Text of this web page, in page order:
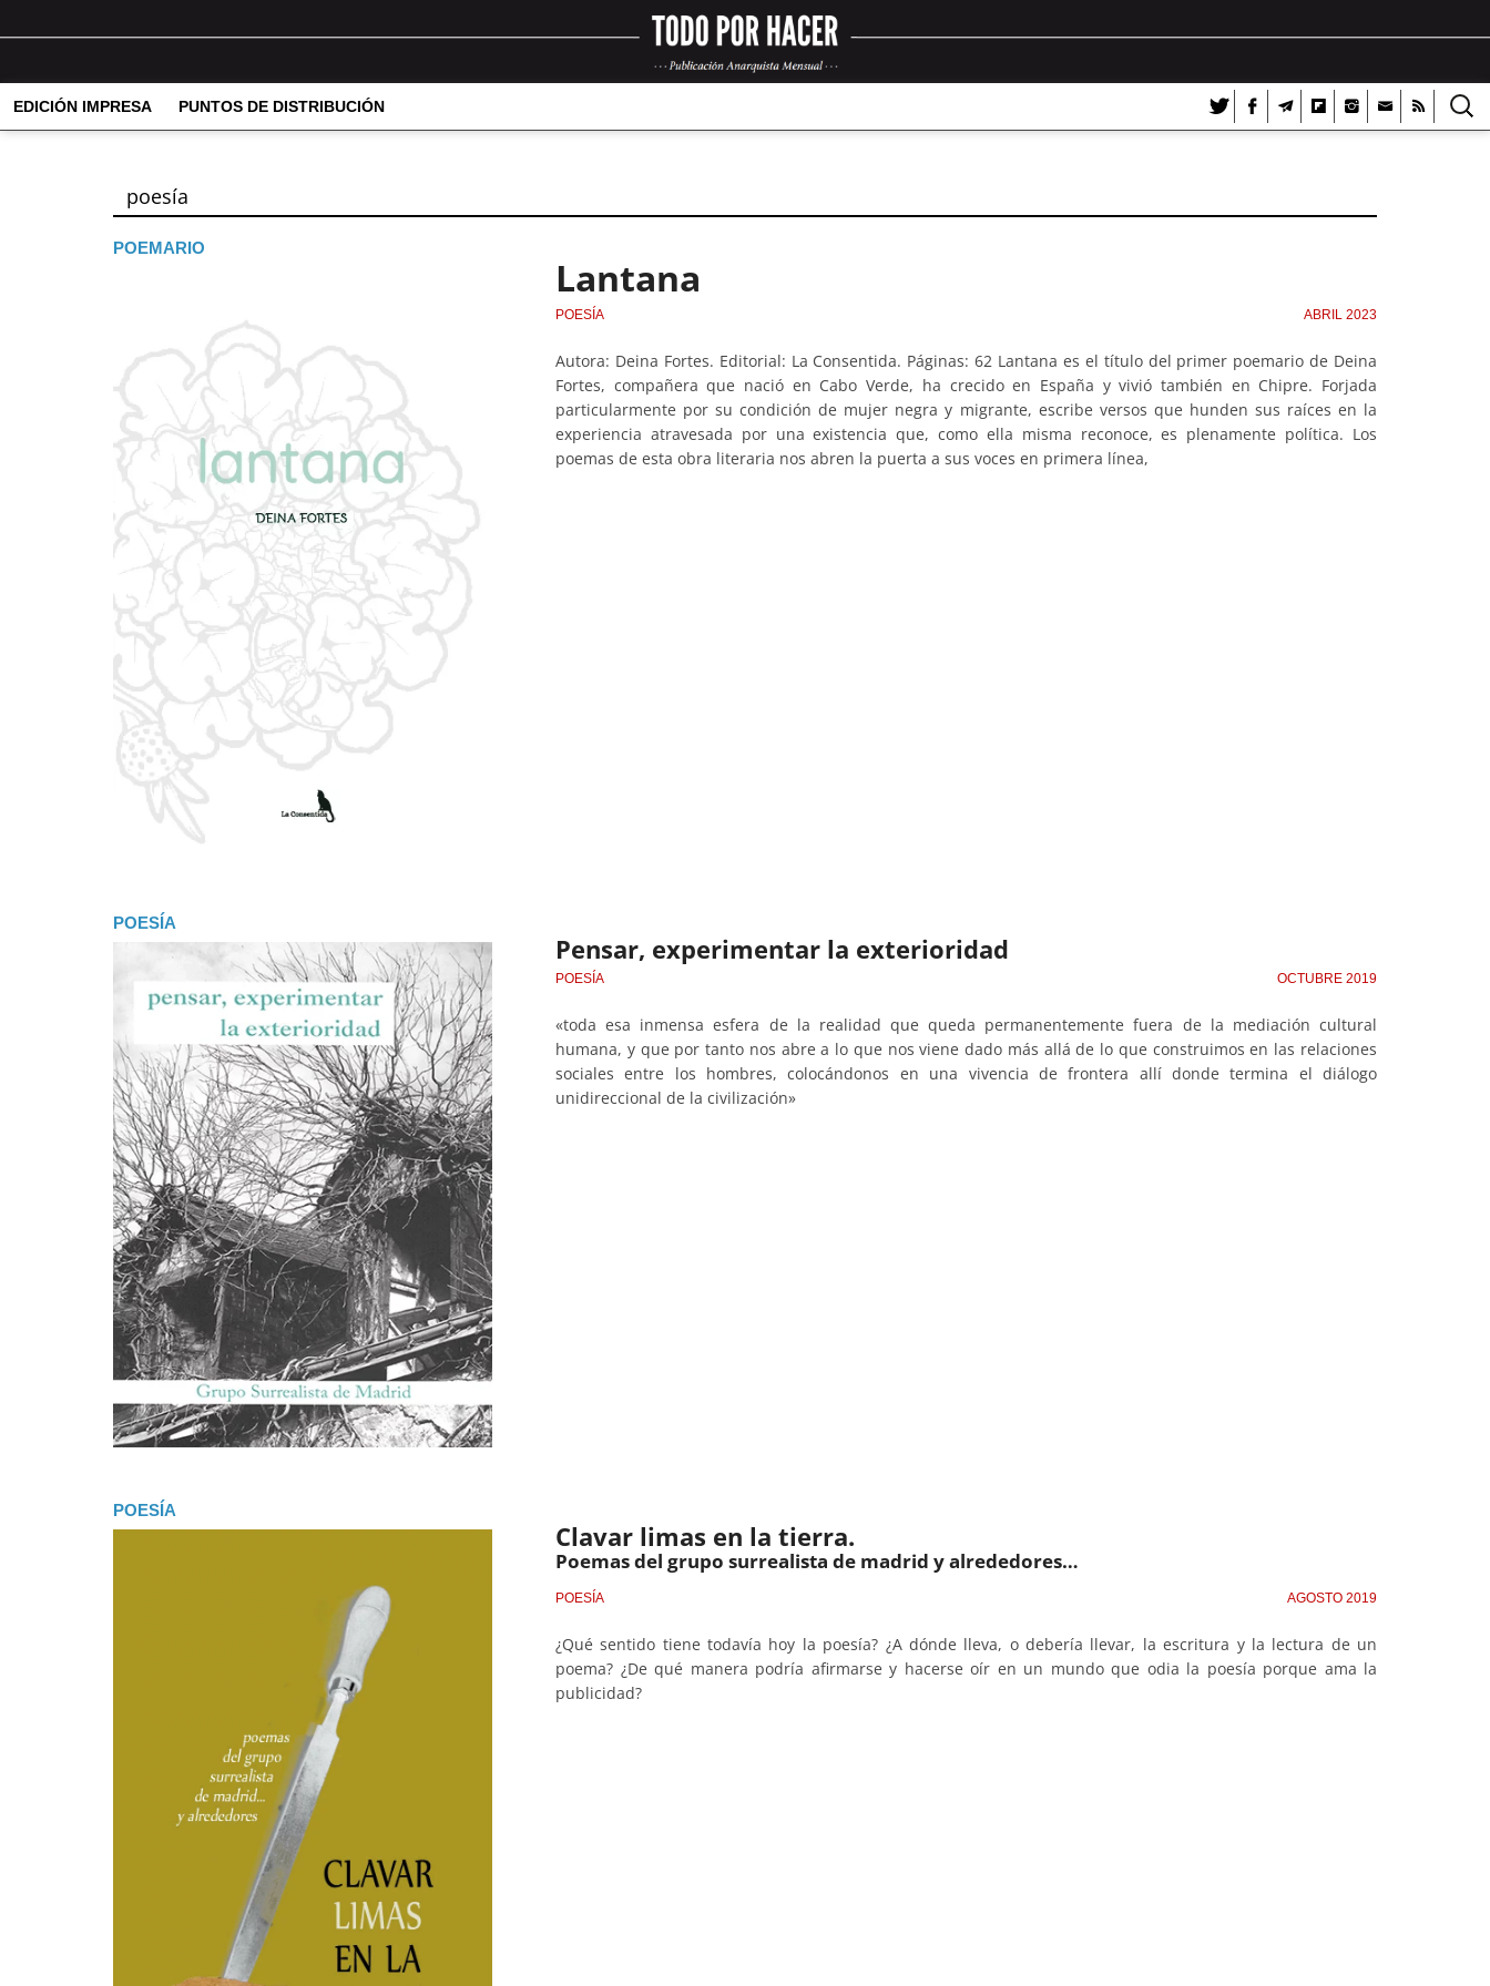
EDICIÓN IMPRESA PUNTOS DE DISTRIBUCIÓN
poesía
POEMARIO
Lantana
POESÍA ABRIL 2023
Autora: Deina Fortes. Editorial: La Consentida. Páginas: 62 Lantana es el título del primer poemario de Deina
Fortes, compañera que nació en Cabo Verde, ha crecido en España y vivió también en Chipre. Forjada
particularmente por su condición de mujer negra y migrante, escribe versos que hunden sus raíces en la
experiencia atravesada por una existencia que, como ella misma reconoce, es plenamente política. Los
poemas de esta obra literaria nos abren la puerta a sus voces en primera línea,
POESÍA
Pensar, experimentar la exterioridad
POESÍA OCTUBRE 2019
«toda esa inmensa esfera de la realidad que queda permanentemente fuera de la mediación cultural
humana, y que por tanto nos abre a lo que nos viene dado más allá de lo que construimos en las relaciones
sociales entre los hombres, colocándonos en una vivencia de frontera allí donde termina el diálogo
unidireccional de la civilización»
POESÍA
Clavar limas en la tierra.
Poemas del grupo surrealista de madrid y alrededores…
POESÍA AGOSTO 2019
¿Qué sentido tiene todavía hoy la poesía? ¿A dónde lleva, o debería llevar, la escritura y la lectura de un
poema? ¿De qué manera podría afirmarse y hacerse oír en un mundo que odia la poesía porque ama la
publicidad?